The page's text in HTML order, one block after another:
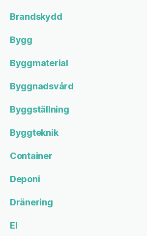
Brandskydd
Bygg
Byggmaterial
Byggnadsvård
Byggställning
Byggteknik
Container
Deponi
Dränering
El